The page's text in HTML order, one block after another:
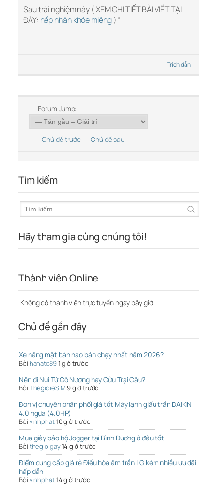
Sau trải nghiệm này ( XEM CHI TIẾT BÀI VIẾT TẠI
ĐÂY: nếp nhăn khóe miệng) “
Trích dẫn
Forum Jump:
Chủ đề trước Chủ đề sau
Tìm kiếm
Hãy tham gia cùng chúng tôi!
Thành viên Online
Không có thành viên trực tuyến ngay bây giờ
Chủ đề gần đây
Xe nâng mặt bàn nào bán chạy nhất năm 2026?
Bởi hanatc891 giờ trước
Nên đi Núi Tứ Cô Nương hay Cửu Trại Câu?
Bởi ThegioieSIM9 giờ trước
Đơn vị chuyên phân phối giá tốt Máy lạnh giấu trần DAIKIN
4.0 ngựa (4.0HP)
Bởi vinhphat10 giờ trước
Mua giày bảo hộ Jogger tại Bình Dương ở đâu tốt
Bởi thegioigay14 giờ trước
Điểm cung cấp giá rẻ Điều hòa âm trần LG kèm nhiều ưu đãi
hấp dẫn
Bởi vinhphat14 giờ trước